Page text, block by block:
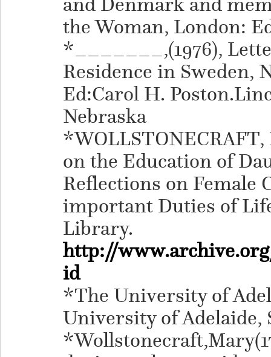
the Woman, London:
*_______,(1976),
Residence in Sweden,
Ed:Carol H.
Nebraska
*WOLLSTONECRAFT,
on the Education of
Reflections on Female
important Duties of
Library.
http://
id
*The University of
University of Adelaide,